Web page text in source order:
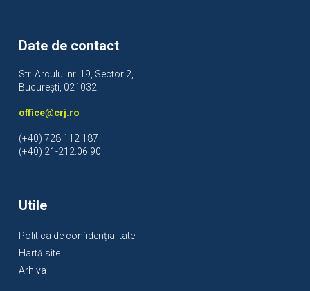
Date de contact
Str. Arcului nr. 19, Sector 2,
București, 021032
office@crj.ro
(+40) 728 112 187
(+40) 21-212.06.90
Utile
Politica de confidențialitate
Hartă site
Arhiva